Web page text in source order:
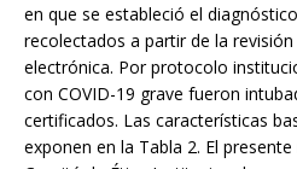
en que se estableció el
recolectados a partir de la
electrónica. Por protocolo
con COVID-19 grave fueron
certificados. Las características
exponen en la Tabla 2. El